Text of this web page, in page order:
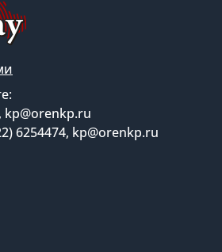
kp@orenkp.ru
6254474, kp@orenkp.ru